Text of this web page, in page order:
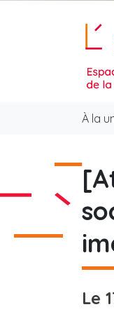
Agora
À la
Le